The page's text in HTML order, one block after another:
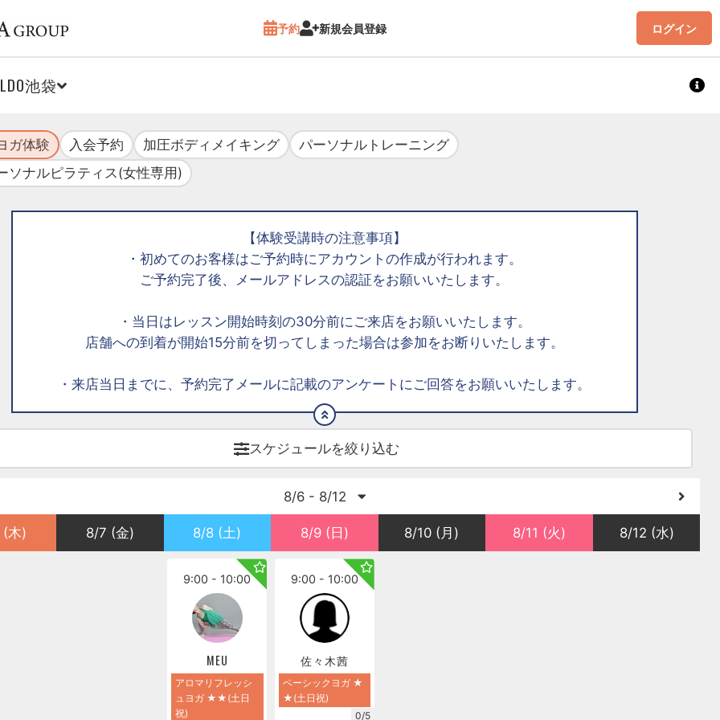
予約 新規会員登録 ログイン
池袋
ガ体験 入会予約 加圧ボディメイキング
パーソナルトレーニング
ソナルピラティス(女性専用)
【体験受講時の注意事項】
・初めてのお客様はご予約時にアカウントの作成が行われます。
ご予約完了後、メールアドレスの認証をお願いいたします。
・当日はレッスン開始時刻の30分前にご来店をお願いいたします。
店舗への到着が開始15分前を切ってしまった場合は参加をお断りいたします。
・来店当日までに、予約完了メールに記載のアンケートにご回答をお願いいたします。
スケジュールを絞り込む
8/6 - 8/12
木) 8/7 (金) 8/8 (土) 8/9 (日) 8/10 (月) 8/11 (火) 8/12 (水)
9:00 - 10:00
MEU
アロマリフレッシ
ュヨガ ★★(土日
祝)
9:00 - 10:00
佐々木茜
ベーシックヨガ ★
★(土日祝)
0/5